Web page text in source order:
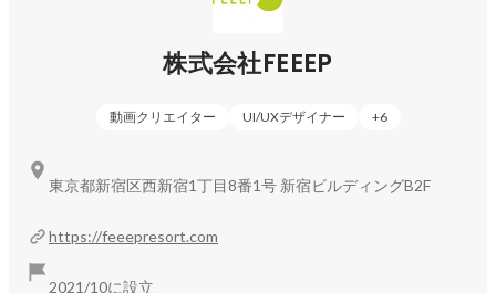
株式会社FEEEP
動画クリエイター UI/UXデザイナー +6
https://feeepresort.com
2021/10に設立
東京都新宿区西新宿1丁目8番1号 新宿ビルディングB2F